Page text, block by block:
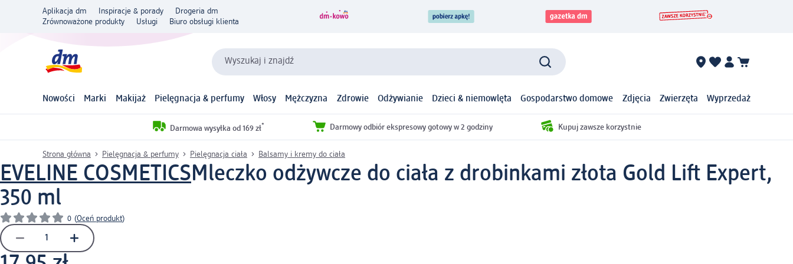
Aplikacja dm Inspiracje & porady
Drogeria dm
Zrównoważone produkty
Usługi Biuro obsługi klienta
Wyszukaj i znajdź
Nowości Marki Makijaż Pielęgnacja & perfumy Włosy Mężczyzna Zdrowie Odżywianie Dzieci & niemowlęta Gospodarstwo domowe Zdjęcia Zwierzęta Wyprzedaż
Darmowa wysyłka od 169 zł* Darmowy odbiór ekspresowy gotowy w 2 godziny Kupuj zawsze korzystnie
Strona główna Pielęgnacja & perfumy Pielęgnacja ciała Balsamy i kremy do ciała
EVELINE COSMETICSMleczko odżywcze do ciała z drobinkami złota Gold Lift Expert,
350 ml
0 (Oceń produkt)